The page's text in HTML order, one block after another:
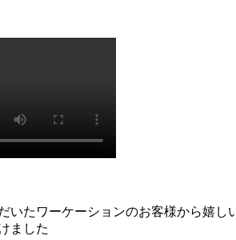
いたワーケーションのお客様から嬉
ました